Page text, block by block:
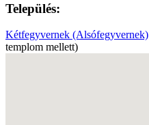
Település:
Kétfegyvernek (Alsófegyvernek)
templom mellett)